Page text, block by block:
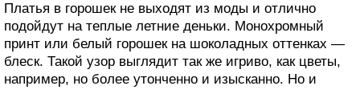
Платья в горошек не выходят из моды и отлично
подойдут на теплые летние деньки. Монохромный
принт или белый горошек на шоколадных оттенках —
блеск. Такой узор выглядит так же игриво, как цветы,
например, но более утонченно и изысканно. Но и